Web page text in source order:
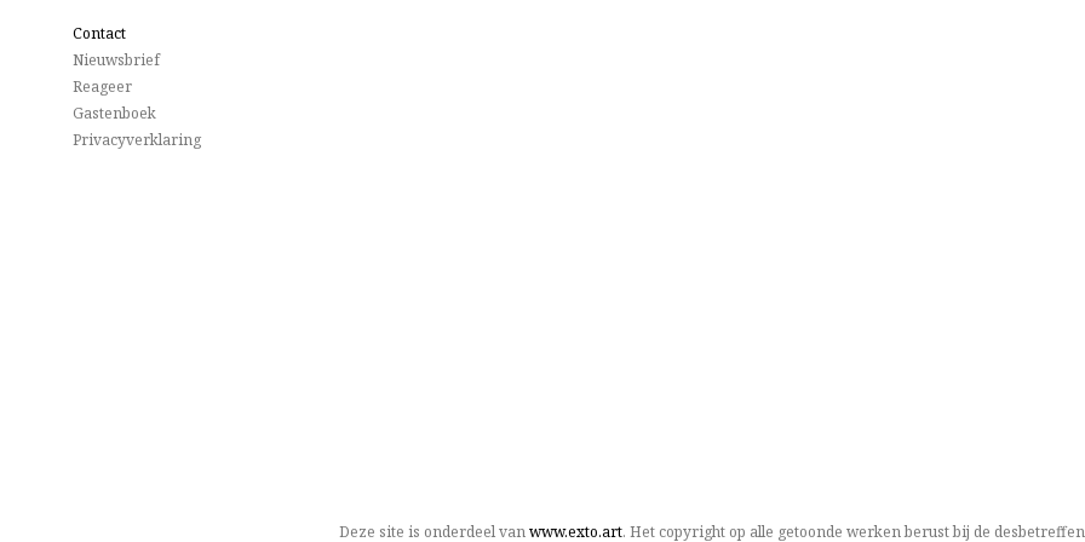
Contact
Nieuwsbrief
Reageer
Gastenboek
Privacyverklaring
Deze site is onderdeel vanwww.exto.art. Het copyright op alle getoonde werken berust bij de